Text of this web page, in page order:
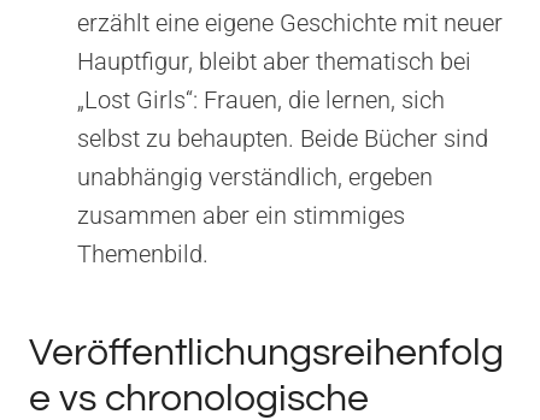
erzählt eine eigene Geschichte mit neuer
Hauptfigur, bleibt aber thematisch bei
„Lost Girls“: Frauen, die lernen, sich
selbst zu behaupten. Beide Bücher sind
unabhängig verständlich, ergeben
zusammen aber ein stimmiges
Themenbild.
Veröffentlichungsreihenfolg
e vs chronologische